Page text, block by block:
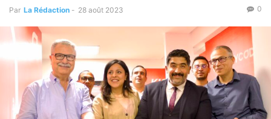
Par La Rédaction - 28 août 2023 0